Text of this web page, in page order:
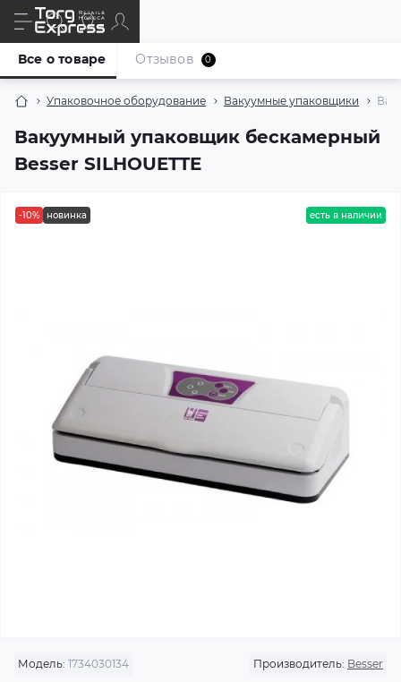
Упаковочное оборудование Вакуумные упаковщики
Вакуумный упаковщик бескамерный
Besser SILHOUETTE
Все о товаре Отзывов 0
-10% новинка есть в наличии
Модель: 1734030134 Производитель: Besser